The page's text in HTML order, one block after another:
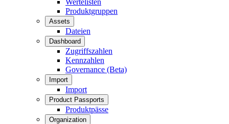
Wertelisten
Produktgruppen
Assets
Dateien
Dashboard
Zugriffszahlen
Kennzahlen
Governance (Beta)
Import
Import
Product Passports
Produktpässe
Organization